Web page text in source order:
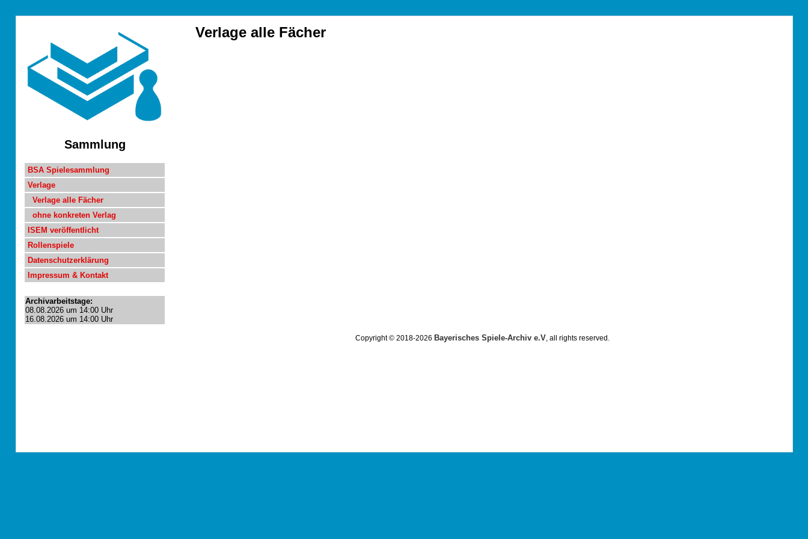
Sammlung
BSA Spielesammlung
Verlage
Verlage alle Fächer
ohne konkreten Verlag
ISEM veröffentlicht
Rollenspiele
Datenschutzerklärung
Impressum & Kontakt
Archivarbeitstage:
08.08.2026 um 14:00 Uhr
16.08.2026 um 14:00 Uhr
Verlage alle Fächer
Copyright © 2018-2026 Bayerisches Spiele-Archiv e.V, all rights reserved.